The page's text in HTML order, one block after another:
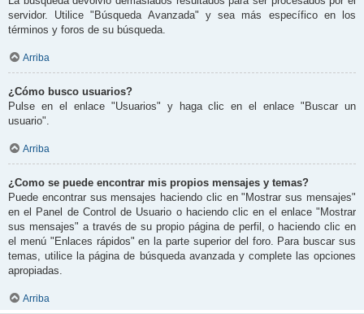
servidor. Utilice "Búsqueda Avanzada" y sea más específico en los
términos y foros de su búsqueda.
Arriba
¿Cómo busco usuarios?
Pulse en el enlace "Usuarios" y haga clic en el enlace "Buscar un
usuario".
Arriba
¿Como se puede encontrar mis propios mensajes y temas?
Puede encontrar sus mensajes haciendo clic en "Mostrar sus mensajes"
en el Panel de Control de Usuario o haciendo clic en el enlace "Mostrar
sus mensajes" a través de su propio página de perfil, o haciendo clic en
el menú "Enlaces rápidos" en la parte superior del foro. Para buscar sus
temas, utilice la página de búsqueda avanzada y complete las opciones
apropiadas.
Arriba